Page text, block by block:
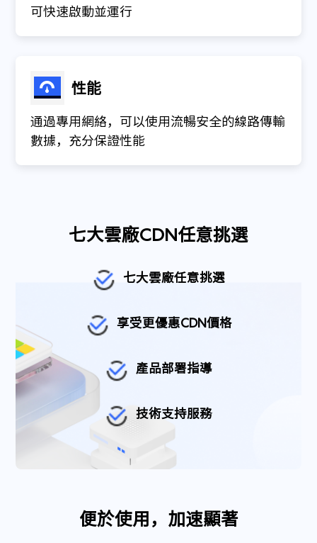
可快速啟動並運行
性能
通過專用網絡，可以使用流暢安全的線路傳輸
數據，充分保證性能
七大雲廠CDN任意挑選
七大雲廠任意挑選
享受更優惠CDN價格
產品部署指導
技術支持服務
便於使用，加速顯著